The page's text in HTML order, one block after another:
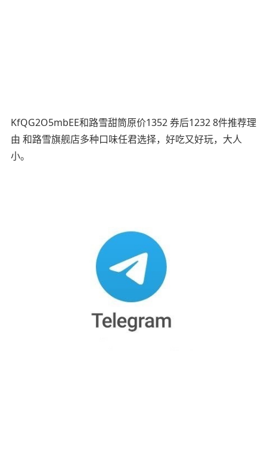
KfQG2O5mbEE和路雪甜筒原价1352 券后1232 8件推荐理
由 和路雪旗舰店多种口味任君选择，好吃又好玩，大人
小。